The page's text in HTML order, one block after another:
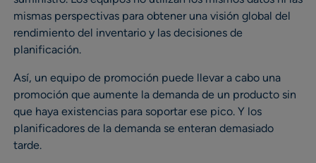
mismas perspectivas para obtener una visión global del
rendimiento del inventario y las decisiones de
planificación.
Así, un equipo de promoción puede llevar a cabo una
promoción que aumente la demanda de un producto sin
que haya existencias para soportar ese pico. Y los
planificadores de la demanda se enteran demasiado
tarde.